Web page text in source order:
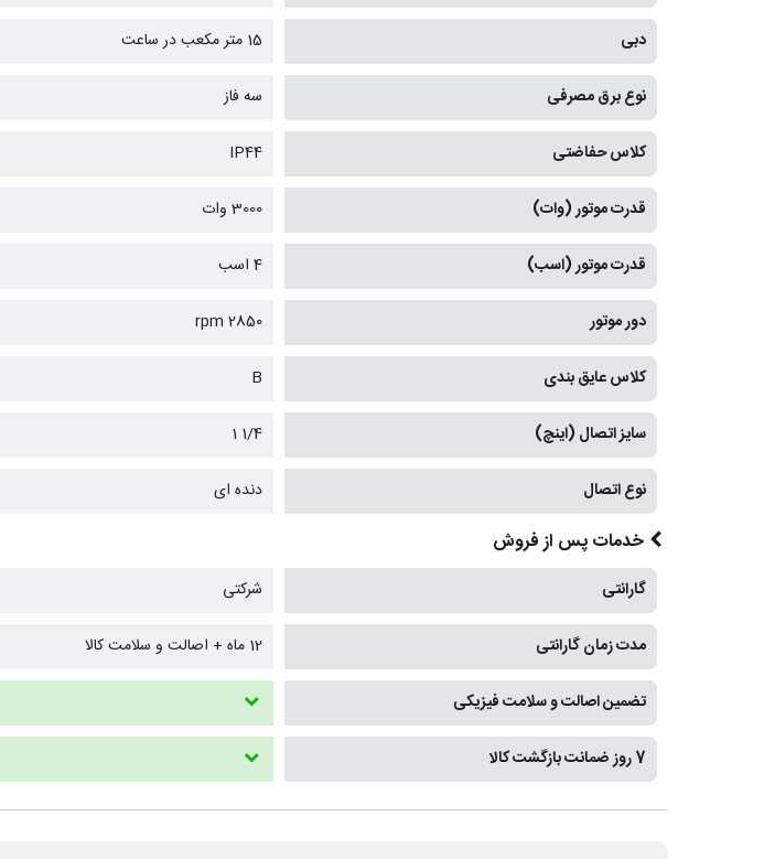
دبی 15 متر مکعب در ساعت
نوع برق مصرفی سه فاز
کلاس حفاضتی IP44
قدرت موتور (وات) 3000 وات
قدرت موتور (اسب) 4 اسب
دور موتور 2850 rpm
کلاس عایق بندی B
سایز اتصال (اینچ) 1/4 1
نوع اتصال دنده ای
خدمات پس از فروش
گارانتی شرکتی
مدت زمان گارانتی 12 ماه + اصالت و سلامت کالا
تضمین اصالت و سلامت فیزیکی
7 روز ضمانت بازگشت کالا